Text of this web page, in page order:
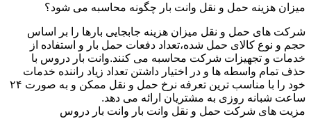
میزان هزینه حمل و نقل وانت بار چگونه محاسبه می شود؟
شرکت های حمل و نقل میزان هزینه جابجایی بارها را بر اساس
حجم و نوع کالای حمل شده،تعداد دفعات حمل بار و استفاده از
خدمات و تجهیزات شرکت محاسبه می کنند.وانت بار دروس با
حذف تمام واسطه ها و در اختیار داشتن تعداد زیاد راننده خدمات
خود را با مناسب ترین تعرفه نرخ حمل و نقل ممکن و به صورت ۲۴
ساعت شبانه روزی به مشتریان ارائه می دهد.
مزیت های شرکت حمل و نقل وانت بار وانت بار دروس